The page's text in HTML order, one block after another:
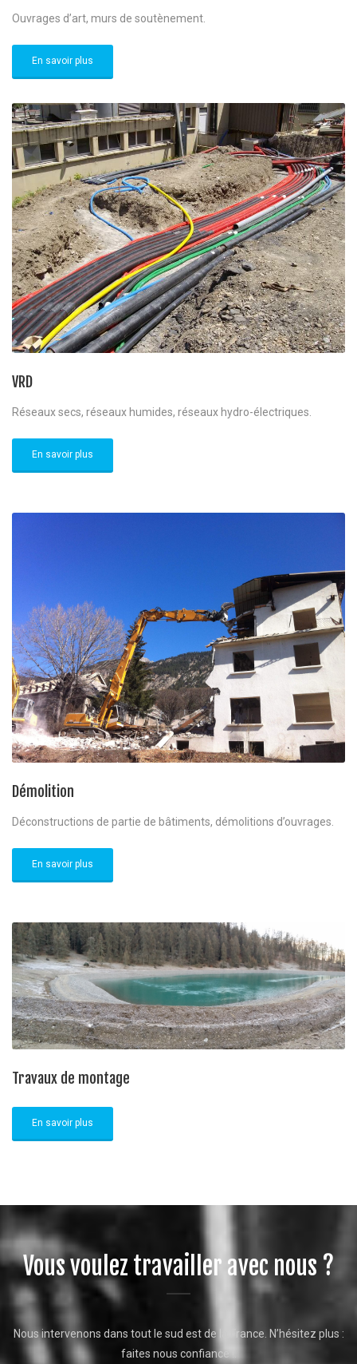
Ouvrages d’art, murs de soutènement.
En savoir plus
VRD
Réseaux secs, réseaux humides, réseaux hydro-électriques.
En savoir plus
Démolition
Déconstructions de partie de bâtiments, démolitions d’ouvrages.
En savoir plus
Travaux de montage
En savoir plus
Vous voulez travailler avec nous ?
Nous intervenons dans tout le sud est de la France. N’hésitez plus :
faites nous confiance !.